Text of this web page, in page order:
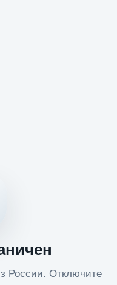
России. Отключите